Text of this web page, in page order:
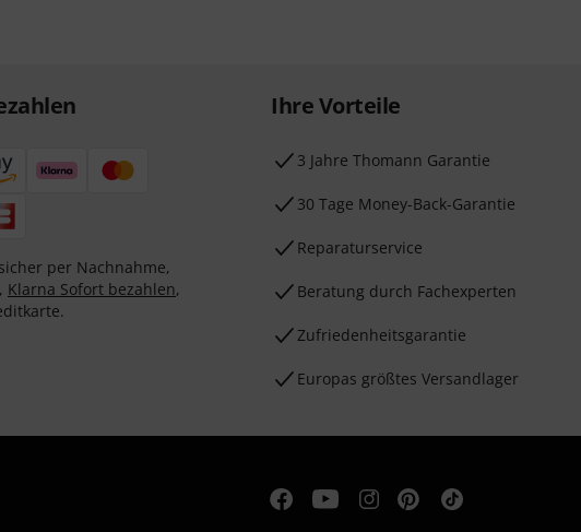
per Nachnahme,
Klarna Sofort bezahlen,
Ihre Vorteile
3 Jahre Thomann Garantie
30 Tage Money-Back-Garantie
Reparaturservice
Beratung durch Fachexperten
Zufriedenheitsgarantie
Europas größtes Versandlager